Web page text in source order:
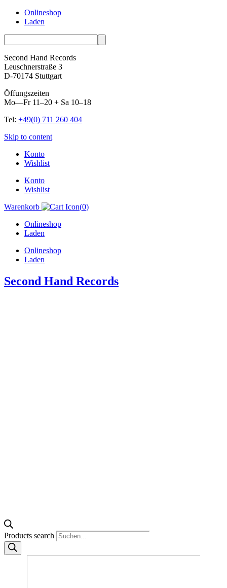
Onlineshop
Laden
Second Hand Records
Leuschnerstraße 3
D-70174 Stuttgart
Öffungszeiten
Mo—Fr 11–20 + Sa 10–18
Tel: +49(0) 711 260 404
Skip to content
Konto
Wishlist
Konto
Wishlist
Warenkorb
(0)
Onlineshop
Laden
Onlineshop
Laden
Second Hand Records
Products search